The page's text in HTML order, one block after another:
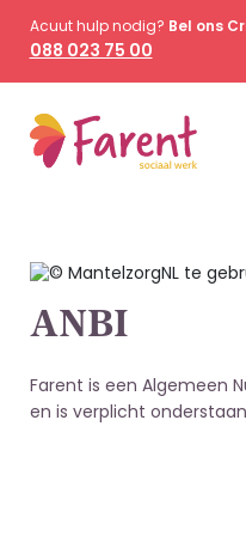
Acuut hulp nodig? Bel ons
088 023 75 00
ANBI
Farent is een Algemeen
en is verplicht